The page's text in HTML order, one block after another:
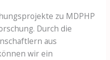
zu MDPHP
Durch die
aus
wir ein